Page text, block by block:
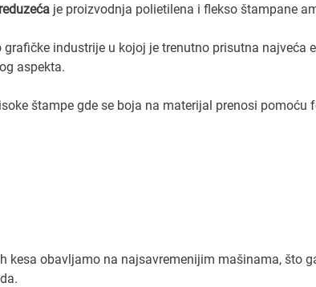
je proizvodnja polietilena i flekso štampane
grafičke industrije u kojoj je trenutno prisutna najveća
aspekta.
štampe gde se boja na materijal prenosi pomoću
kesa obavljamo na najsavremenijim mašinama, što